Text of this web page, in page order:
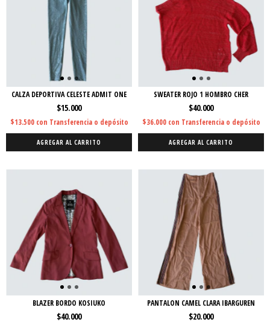
CALZA DEPORTIVA CELESTE ADMIT ONE
$15.000
$13.500 con Transferencia o depósito
AGREGAR AL CARRITO
SWEATER ROJO 1 HOMBRO CHER
$40.000
$36.000 con Transferencia o depósito
AGREGAR AL CARRITO
BLAZER BORDO KOSIUKO
$40.000
PANTALON CAMEL CLARA IBARGUREN
$20.000